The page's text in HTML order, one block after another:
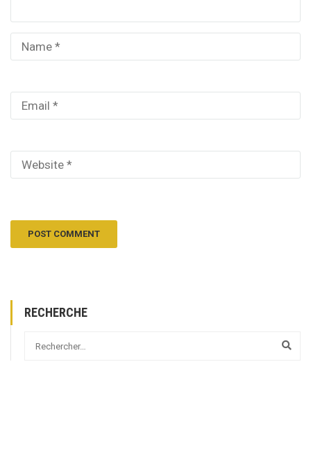
RECHERCHE